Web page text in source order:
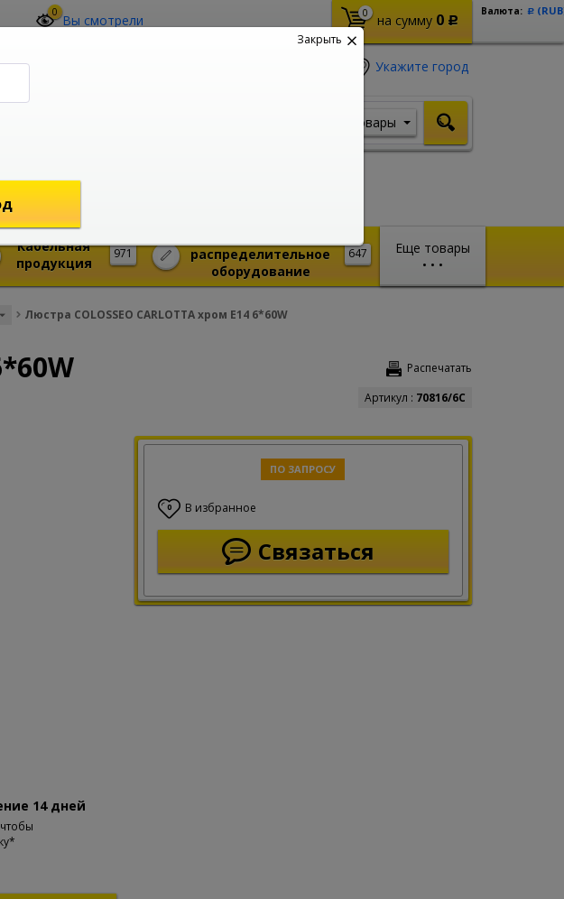
0 Вы смотрели 0 на сумму 0 Р
Валюта: Р
Укажите город
Товары
Еще товары
• • •
971
Кабельная
продукция
647
распределительное
оборудование
Люстра COLOSSEO CARLOTTA хром E14 6*60W
Распечатать
Артикул : 70816/6C
ПО ЗАПРОСУ
0 В избранное
Связаться
14 дней
Закрыть